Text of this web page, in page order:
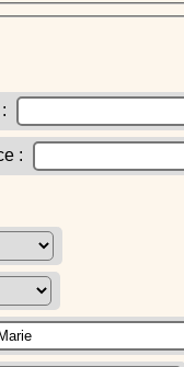
: